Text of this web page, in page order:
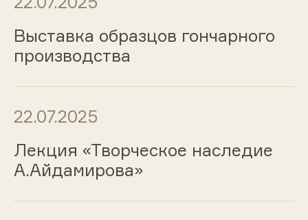
Выставка образцов гончарного
производства
22.07.2025
Лекция «Творческое наследие
А.Айдамирова»